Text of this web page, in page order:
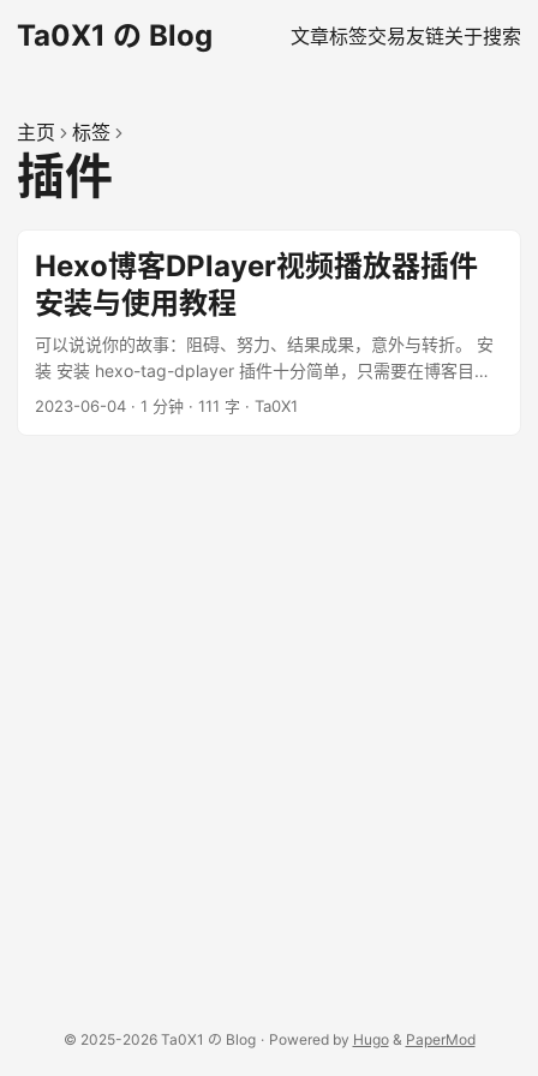
Ta0X1 の Blog 文章标签交易友链关于搜索
主页 标签
插件
Hexo博客DPlayer视频播放器插件
安装与使用教程
可以说说你的故事：阻碍、努力、结果成果，意外与转折。 安
装 安装 hexo-tag-dplayer 插件十分简单，只需要在博客目录
执行 1 npm install hexo-tag-dplayer -s 语法 这是Markdown
2023-06-04 · 1 分钟 · 111 字 · Ta0X1
© 2025-2026 Ta0X1 の Blog · Powered by Hugo& PaperMod